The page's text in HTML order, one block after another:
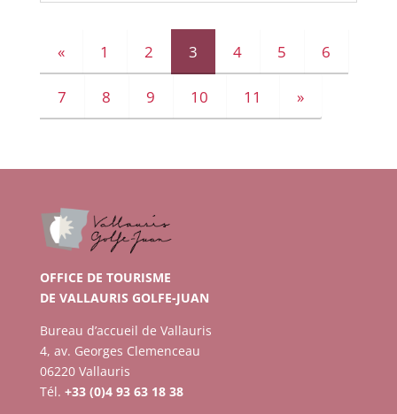
« 1 2 3 4 5 6
7 8 9 10 11 »
OFFICE DE TOURISME
DE VALLAURIS GOLFE-JUAN
Bureau d’accueil de Vallauris
4, av. Georges Clemenceau
06220 Vallauris
Tél. +33 (0)4 93 63 18 38